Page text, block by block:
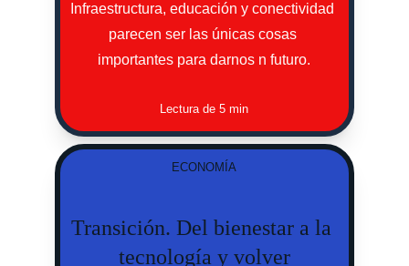
ECONOMÍA
Transición. Del bienestar a la
tecnología y volver
Infraestructura, educación y conectividad
parecen ser las únicas cosas
importantes para darnos n futuro.
Lectura de 5 min